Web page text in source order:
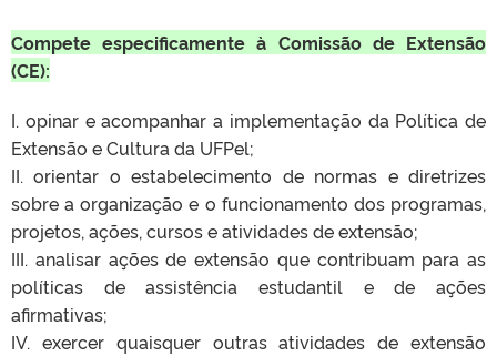
Compete especificamente à Comissão de Extensão
(CE):
I. opinar e acompanhar a implementação da Política de
Extensão e Cultura da UFPel;
II. orientar o estabelecimento de normas e diretrizes
sobre a organização e o funcionamento dos programas,
projetos, ações, cursos e atividades de extensão;
III. analisar ações de extensão que contribuam para as
políticas de assistência estudantil e de ações
afirmativas;
IV. exercer quaisquer outras atividades de extensão